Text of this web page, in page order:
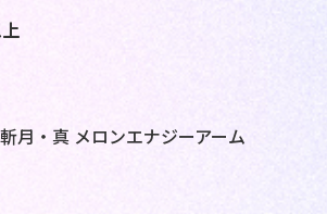
月・真 メロンエナジーアーム